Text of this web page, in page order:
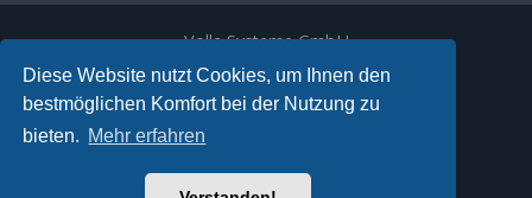
Diese Website nutzt Cookies, um Ihnen den
bestmöglichen Komfort bei der Nutzung zu
bieten. Mehr erfahren
Volla Systeme GmbH
Kölner Straße 102
42897 Remscheid
Telefon:+49 2191 59897 61
E-Mail: